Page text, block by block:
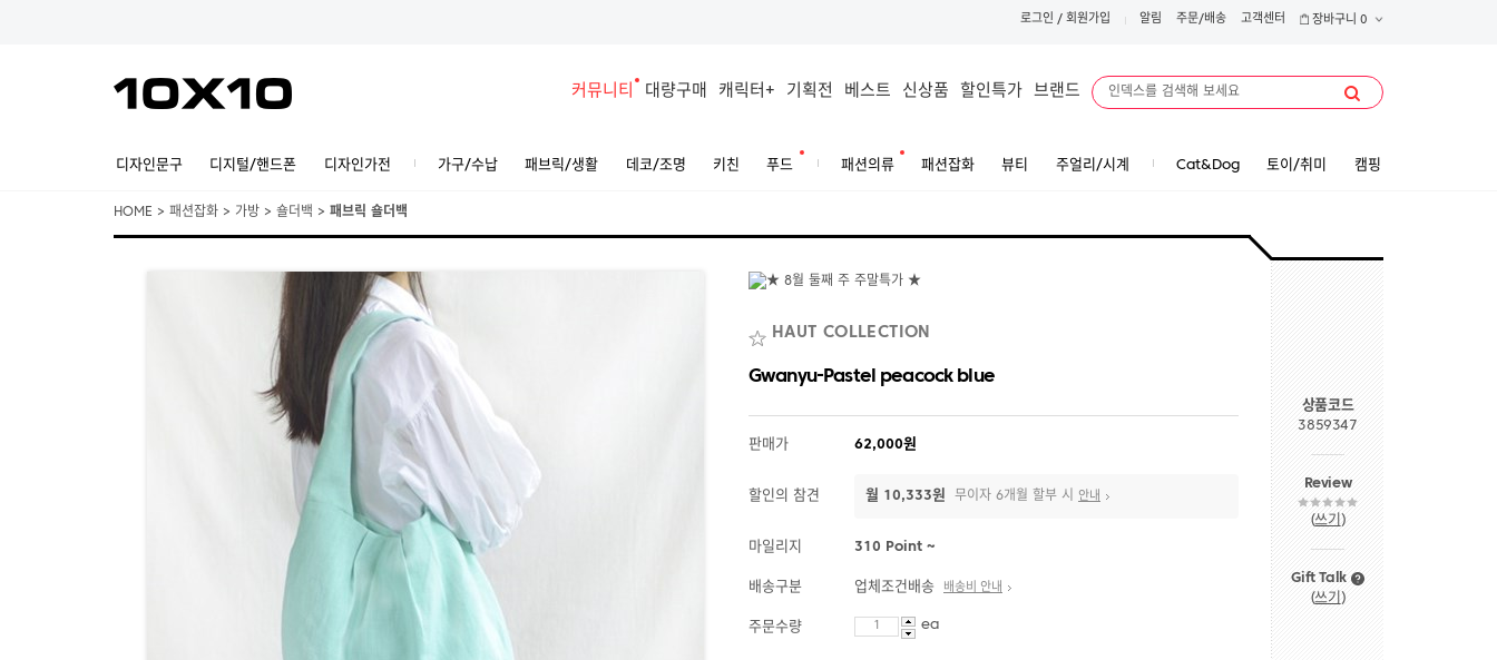
로그인 / 회원가입 알림 주문/배송 고객센터 장바구니 0
커뮤니티 대량구매 캐릭터+ 기획전 베스트 신상품 할인특가 브랜드
디자인문구 디지털/핸드폰 디자인가전 가구/수납 패브릭/생활 데코/조명 키친 푸드 패션의류 패션잡화 뷰티 주얼리/시계 Cat&Dog 토이/취미 캠핑
HOME > 패션잡화 > 가방 > 숄더백 > 패브릭 숄더백
HAUT COLLECTION
Gwanyu-Pastel peacock blue
판매가 62,000원
할인의 참견 월 10,333원 무이자 6개월 할부 시 안내
마일리지 310 Point ~
배송구분 업체조건배송 배송비 안내
주문수량 ea
상품코드
3859347
Review
(쓰기 )
Gift Talk
(쓰기 )